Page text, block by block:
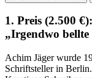
1. Preis (2.500
„Irgendwo
Achim Jäger wurde
Schriftsteller in